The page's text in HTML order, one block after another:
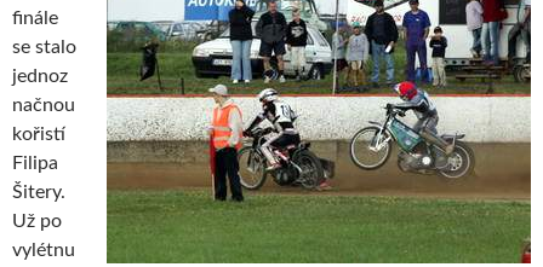
finále
se stalo
jednoz
načnou
kořistí
Filipa
Šitery.
Už po
vylétnu